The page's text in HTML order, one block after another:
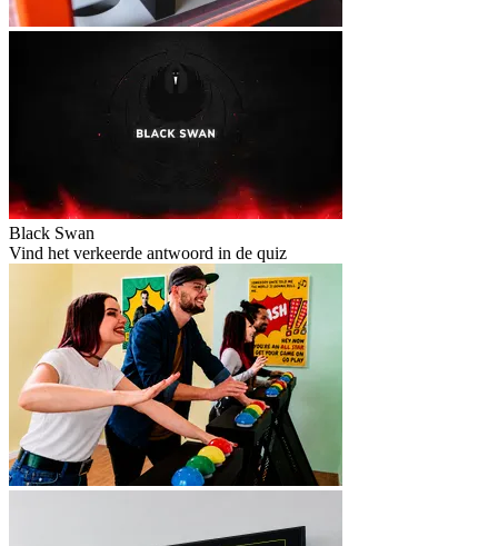
Black Swan
Vind het verkeerde antwoord in de quiz